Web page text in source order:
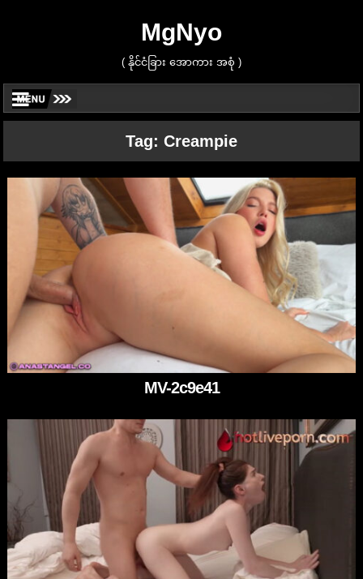
MgNyo
( နိုင်ငံခြား အောကား အစုံ )
Tag: Creampie
MV-2c9e41